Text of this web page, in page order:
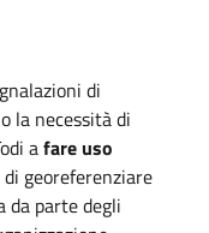
di
la necessità di
afare uso
georeferenziare
da parte degli